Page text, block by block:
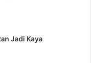
Jadi Kaya